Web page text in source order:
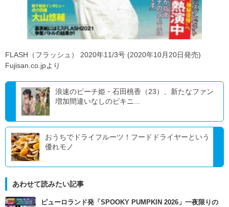
FLASH（フラッシュ） 2020年11/3号 (2020年10月20日発売)
Fujisan.co.jpより
浪速のピーチ姫・石田桃香（23）、新たなファン
増加間違いなしのビキニ...
おうちでドライフルーツ！フードドライヤーという
優れモノ
あわせて読みたい記事
ピューロランド発「SPOOKY PUMPKIN 2026」一夜限りの